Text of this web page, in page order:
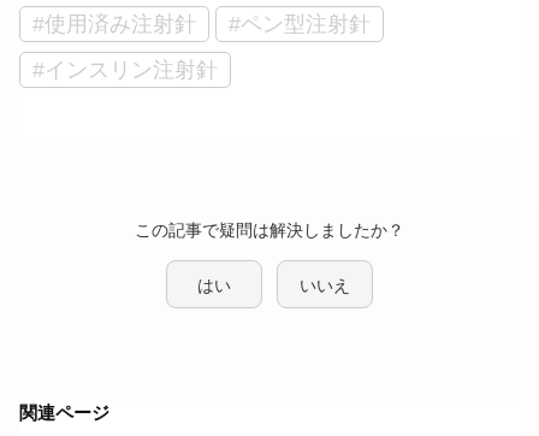
#使用済み注射針
#ペン型注射針
#インスリン注射針
この記事で疑問は解決しましたか？
はい いいえ
関連ページ